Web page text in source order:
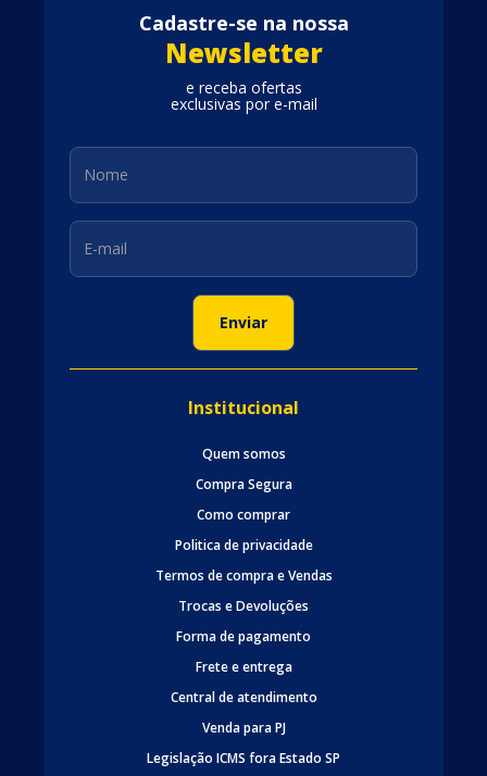
Cadastre-se na nossa
Newsletter
e receba ofertas
exclusivas por e-mail
Institucional
Quem somos
Compra Segura
Como comprar
Politica de privacidade
Termos de compra e Vendas
Trocas e Devoluções
Forma de pagamento
Frete e entrega
Central de atendimento
Venda para PJ
Legislação ICMS fora Estado SP